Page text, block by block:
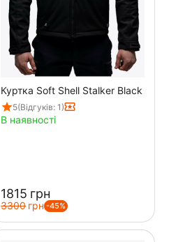
Куртка Soft Shell Stalker Black
5(Відгуків: 1)
В наявності
‍1815‍ грн
‍3300‍ грн -45%